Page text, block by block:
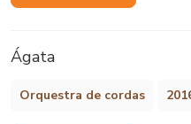
Ágata
Orquestra de cordas